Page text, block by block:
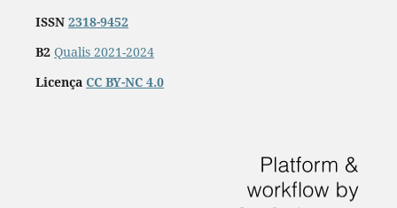
ISSN 2318-9452
B2 Qualis 2021-2024
Licença CC BY-NC 4.0